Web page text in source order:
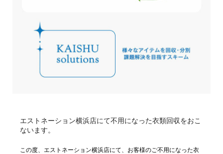
エストネーション横浜店にて不用になった衣類回収をおこ
ないます。
この度、エストネーション横浜店にて、お客様のご不用になった衣